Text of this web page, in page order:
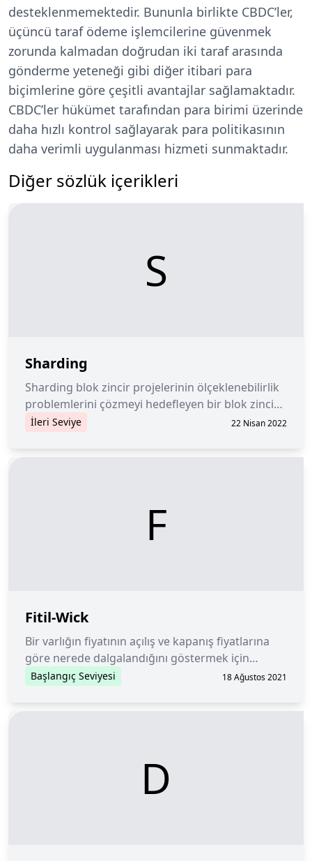
desteklenmemektedir. Bununla birlikte CBDC’ler,
üçüncü taraf ödeme işlemcilerine güvenmek
zorunda kalmadan doğrudan iki taraf arasında
gönderme yeteneği gibi diğer itibari para
biçimlerine göre çeşitli avantajlar sağlamaktadır.
CBDC’ler hükümet tarafından para birimi üzerinde
daha hızlı kontrol sağlayarak para politikasının
daha verimli uygulanması hizmeti sunmaktadır.
Diğer sözlük içerikleri
S
Sharding
Sharding blok zincir projelerinin ölçeklenebilirlik
problemlerini çözmeyi hedefleyen bir blok zincir
teknolojisidir.
İleri Seviye 22 Nisan 2022
F
Fitil-Wick
Bir varlığın fiyatının açılış ve kapanış fiyatlarına
göre nerede dalgalandığını göstermek için
kullanılan bir mum grafiği üzerinde bulunan çizgi.
Başlangıç Seviyesi 18 Ağustos 2021
D